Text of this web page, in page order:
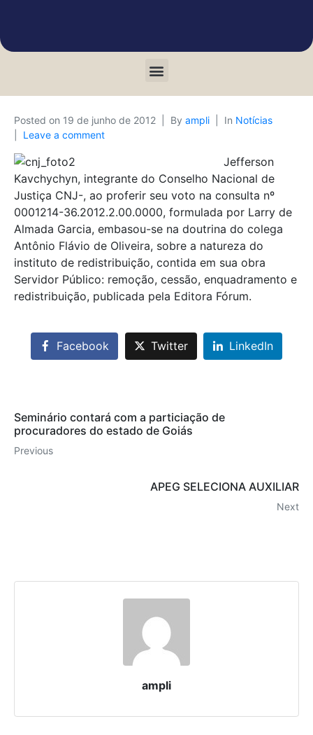
Posted on 19 de junho de 2012 By ampli In Notícias
Leave a comment
Jefferson
Kavchychyn, integrante do Conselho Nacional de
Justiça CNJ-, ao proferir seu voto na consulta nº
0001214-36.2012.2.00.0000, formulada por Larry de
Almada Garcia, embasou-se na doutrina do colega
Antônio Flávio de Oliveira, sobre a natureza do
instituto de redistribuição, contida em sua obra
Servidor Público: remoção, cessão, enquadramento e
redistribuição, publicada pela Editora Fórum.
Facebook Twitter LinkedIn
Seminário contará com a particiação de
procuradores do estado de Goiás
Previous
APEG SELECIONA AUXILIAR
Next
ampli